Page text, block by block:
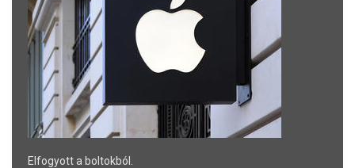
Elfogyott a boltokból.